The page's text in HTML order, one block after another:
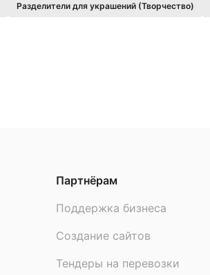
Разделители для украшений (Творчество)
Партнёрам
Поддержка бизнеса
Создание сайтов
Тендеры на перевозки